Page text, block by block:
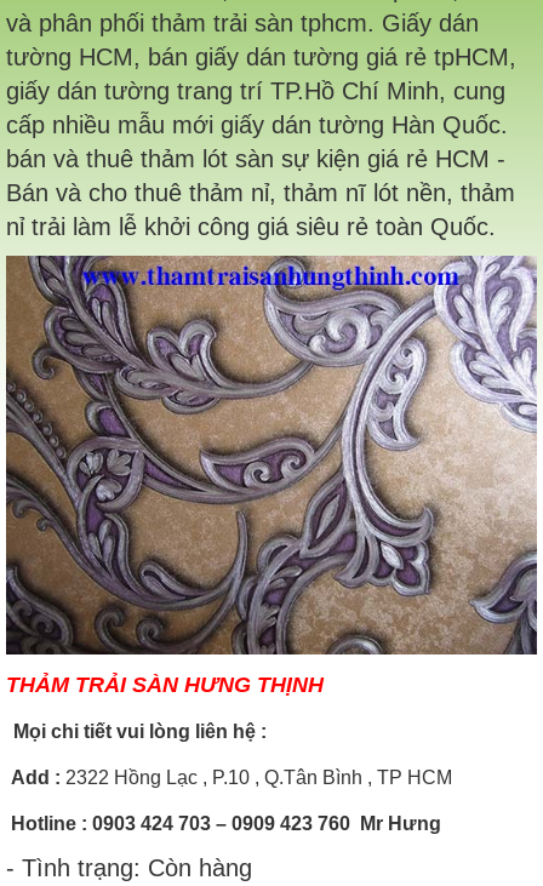
và phân phối thảm trải sàn tphcm. Giấy dán
tường HCM, bán giấy dán tường giá rẻ tpHCM,
giấy dán tường trang trí TP.Hồ Chí Minh, cung
cấp nhiều mẫu mới giấy dán tường Hàn Quốc.
bán và thuê thảm lót sàn sự kiện giá rẻ HCM -
Bán và cho thuê thảm nỉ, thảm nĩ lót nền, thảm
nỉ trải làm lễ khởi công giá siêu rẻ toàn Quốc.
THẢM TRẢI SÀN HƯNG THỊNH
Mọi chi tiết vui lòng liên hệ :
Add : 2322 Hồng Lạc , P.10 , Q.Tân Bình , TP HCM
Hotline : 0903 424 703 – 0909 423 760 Mr Hưng
- Tình trạng: Còn hàng